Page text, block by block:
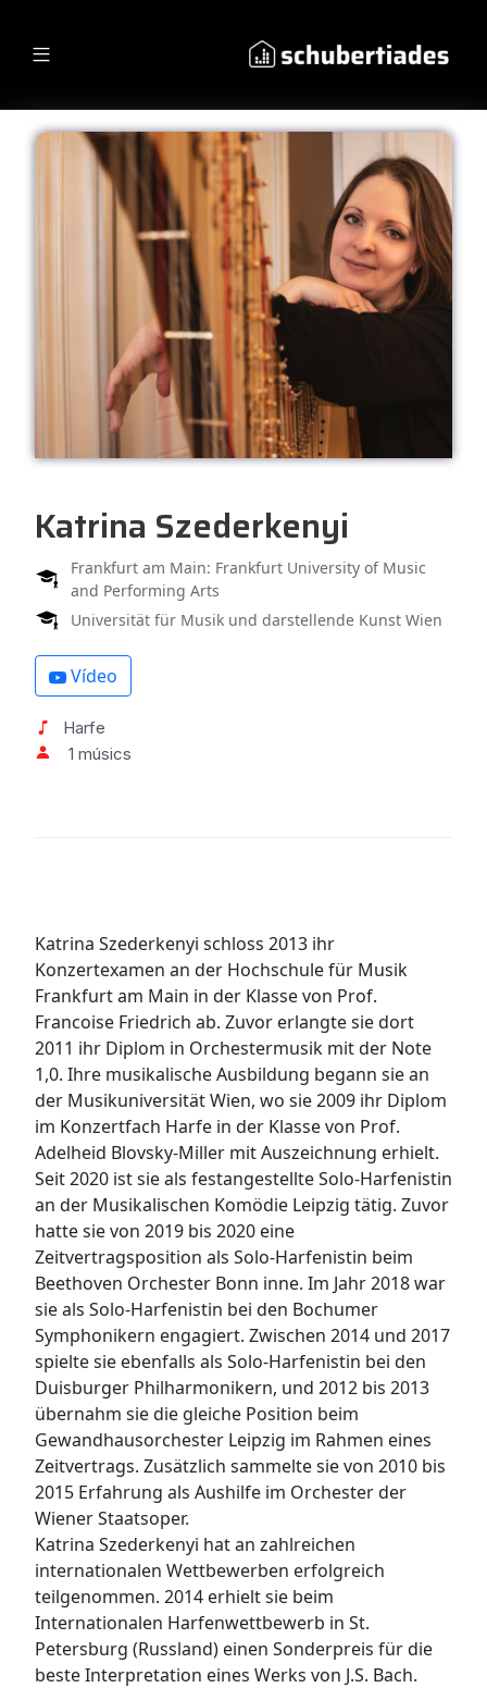
Katrina Szederkenyi
Frankfurt am Main: Frankfurt University of Music
and Performing Arts
Universität für Musik und darstellende Kunst Wien
Vídeo
Harfe
1 músics
Katrina Szederkenyi schloss 2013 ihr
Konzertexamen an der Hochschule für Musik
Frankfurt am Main in der Klasse von Prof.
Francoise Friedrich ab. Zuvor erlangte sie dort
2011 ihr Diplom in Orchestermusik mit der Note
1,0. Ihre musikalische Ausbildung begann sie an
der Musikuniversität Wien, wo sie 2009 ihr Diplom
im Konzertfach Harfe in der Klasse von Prof.
Adelheid Blovsky-Miller mit Auszeichnung erhielt.
Seit 2020 ist sie als festangestellte Solo-Harfenistin
an der Musikalischen Komödie Leipzig tätig. Zuvor
hatte sie von 2019 bis 2020 eine
Zeitvertragsposition als Solo-Harfenistin beim
Beethoven Orchester Bonn inne. Im Jahr 2018 war
sie als Solo-Harfenistin bei den Bochumer
Symphonikern engagiert. Zwischen 2014 und 2017
spielte sie ebenfalls als Solo-Harfenistin bei den
Duisburger Philharmonikern, und 2012 bis 2013
übernahm sie die gleiche Position beim
Gewandhausorchester Leipzig im Rahmen eines
Zeitvertrags. Zusätzlich sammelte sie von 2010 bis
2015 Erfahrung als Aushilfe im Orchester der
Wiener Staatsoper.
Katrina Szederkenyi hat an zahlreichen
internationalen Wettbewerben erfolgreich
teilgenommen. 2014 erhielt sie beim
Internationalen Harfenwettbewerb in St.
Petersburg (Russland) einen Sonderpreis für die
beste Interpretation eines Werks von J.S. Bach.